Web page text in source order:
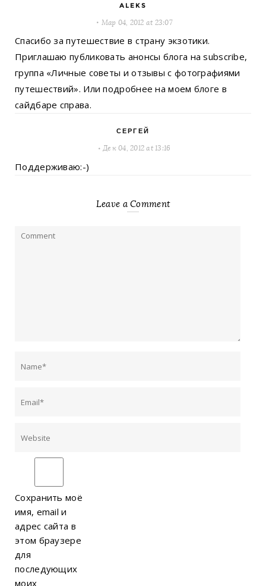
ALEKS
Мар 04, 2012 at 23:07
Спасибо за путешествие в страну экзотики.
Приглашаю публиковать анонсы блога на subscribe,
группа «Личные советы и отзывы с фотографиями
путешествий». Или подробнее на моем блоге в
сайдбаре справа.
СЕРГЕЙ
Дек 04, 2012 at 13:16
Поддерживаю:-)
Leave a Comment
Сохранить моё
имя, email и
адрес сайта в
этом браузере
для
последующих
моих